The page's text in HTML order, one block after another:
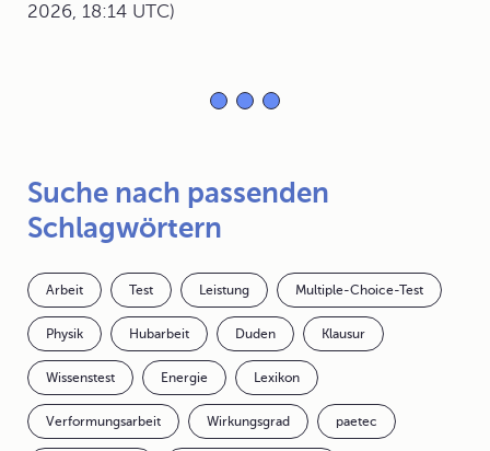
2026, 18:14 UTC)
Suche nach passenden
Schlagwörtern
Arbeit Test Leistung Multiple-Choice-Test
Physik Hubarbeit Duden Klausur
Wissenstest Energie Lexikon
Verformungsarbeit Wirkungsgrad paetec